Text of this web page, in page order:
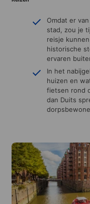
Omdat er
stad, zou je
reisje
historische
ervaren
In het
huizen en
fietsen rond
dan Duits